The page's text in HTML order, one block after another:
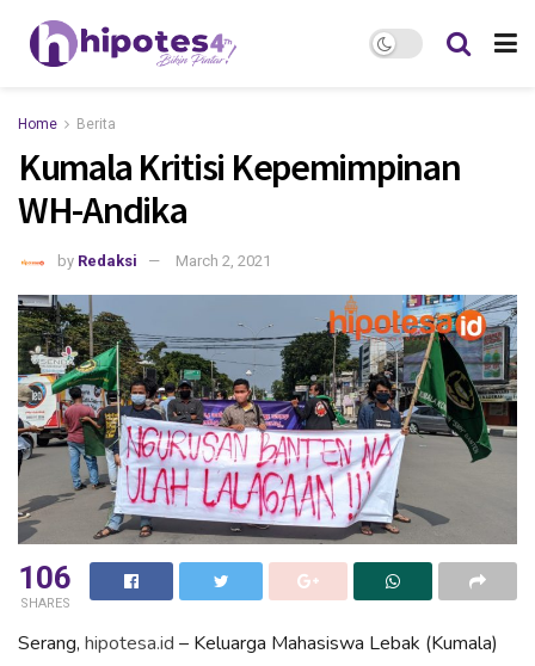
Home Berita
Kumala Kritisi Kepemimpinan
WH-Andika
by Redaksi March 2, 2021
106
SHARES
Serang, hipotesa.id – Keluarga Mahasiswa Lebak (Kumala)